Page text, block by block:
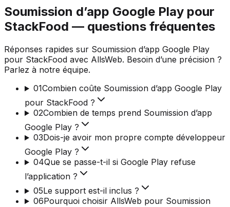
Soumission d’app Google Play pour
StackFood — questions fréquentes
Réponses rapides sur Soumission d’app Google Play
pour StackFood avec AllsWeb. Besoin d’une précision ?
Parlez à notre équipe.
01Combien coûte Soumission d’app Google Play
pour StackFood ?
02Combien de temps prend Soumission d’app
Google Play ?
03Dois-je avoir mon propre compte développeur
Google Play ?
04Que se passe-t-il si Google Play refuse
l’application ?
05Le support est-il inclus ?
06Pourquoi choisir AllsWeb pour Soumission